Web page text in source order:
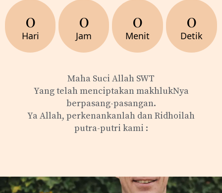
0
Hari
0
Jam
0
Menit
0
Detik
Maha Suci Allah SWT
Yang telah menciptakan makhlukNya
berpasang-pasangan.
Ya Allah, perkenankanlah dan Ridhoilah
putra-putri kami :